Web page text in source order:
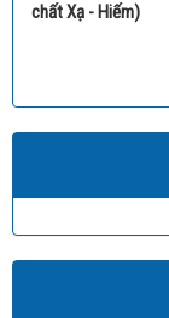
chất Xạ - Hiếm)